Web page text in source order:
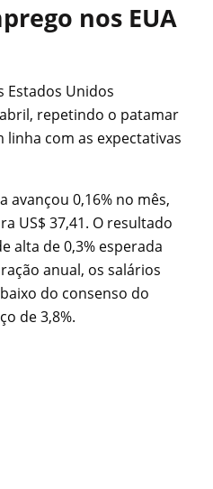
nos EUA
Estados Unidos
repetindo o patamar
com as expectativas
avançou 0,16% no mês,
US$ 37,41. O resultado
alta de 0,3% esperada
anual, os salários
do consenso do
de 3,8%.